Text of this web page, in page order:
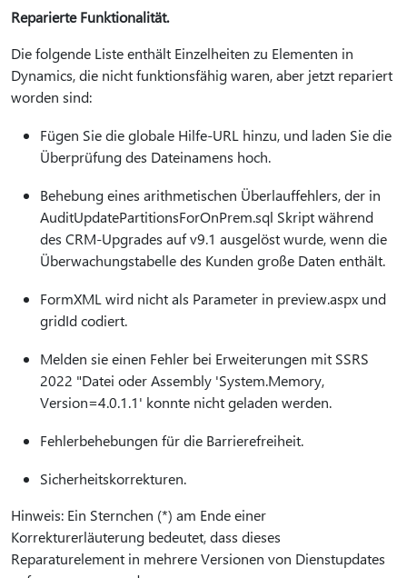
Reparierte Funktionalität.
Die folgende Liste enthält Einzelheiten zu Elementen in
Dynamics, die nicht funktionsfähig waren, aber jetzt repariert
worden sind:
Fügen Sie die globale Hilfe-URL hinzu, und laden Sie die
Überprüfung des Dateinamens hoch.
Behebung eines arithmetischen Überlauffehlers, der in
AuditUpdatePartitionsForOnPrem.sql Skript während
des CRM-Upgrades auf v9.1 ausgelöst wurde, wenn die
Überwachungstabelle des Kunden große Daten enthält.
FormXML wird nicht als Parameter in preview.aspx und
gridId codiert.
Melden sie einen Fehler bei Erweiterungen mit SSRS
2022 "Datei oder Assembly 'System.Memory,
Version=4.0.1.1' konnte nicht geladen werden.
Fehlerbehebungen für die Barrierefreiheit.
Sicherheitskorrekturen.
Hinweis: Ein Sternchen (*) am Ende einer
Korrekturerläuterung bedeutet, dass dieses
Reparaturelement in mehrere Versionen von Dienstupdates